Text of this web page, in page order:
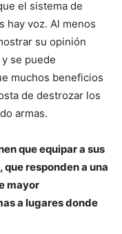
el sistema de
hay voz. Al menos
su opinión
se puede
muchos beneficios
de destrozar los
armas.
que equipar a sus
responden a una
mayor
a lugares donde